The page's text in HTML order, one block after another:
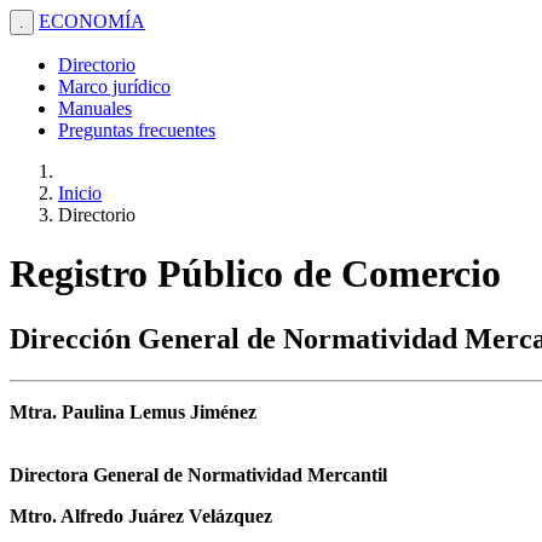
. ECONOMÍA
Directorio
Marco jurídico
Manuales
Preguntas frecuentes
Inicio
Directorio
Registro Público de Comercio
Dirección General de Normatividad
Mtra. Paulina Lemus Jiménez
Directora General de Normatividad Mercantil
Mtro. Alfredo Juárez Velázquez